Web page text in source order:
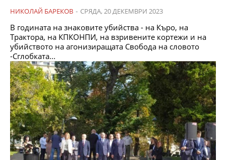
НИКОЛАЙ БАРЕКОВ - СРЯДА, 20 ДЕКЕМВРИ 2023
В годината на знаковите убийства - на Къро, на
Трактора, на КПКОНПИ, на взривените кортежи и на
убийството на агонизиращата Свобода на словото
-Сглобката...